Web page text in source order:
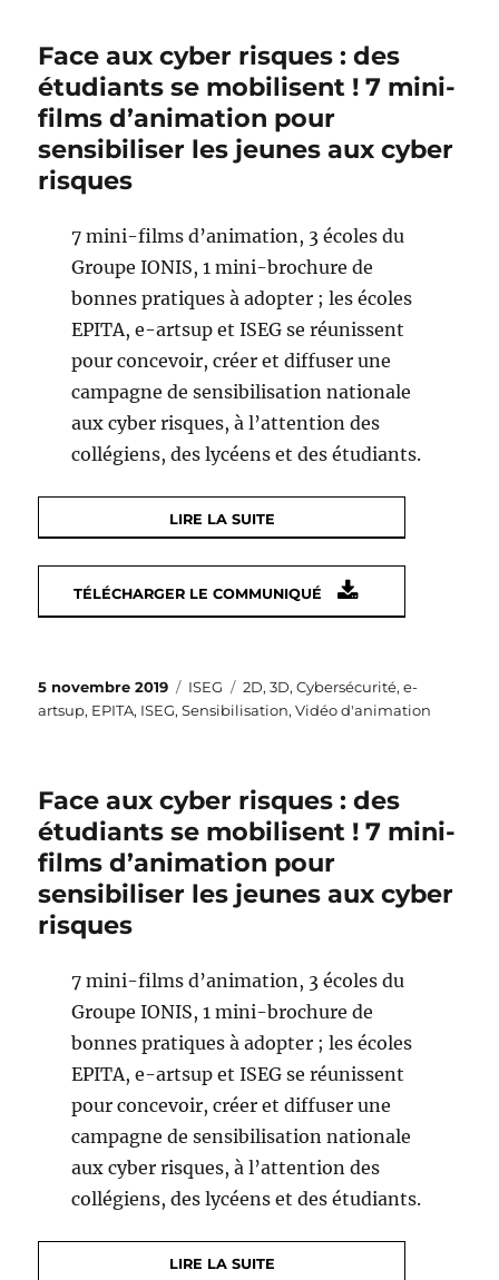
Face aux cyber risques : des
étudiants se mobilisent ! 7 mini-
films d’animation pour
sensibiliser les jeunes aux cyber
risques
7 mini-films d’animation, 3 écoles du
Groupe IONIS, 1 mini-brochure de
bonnes pratiques à adopter ; les écoles
EPITA, e-artsup et ISEG se réunissent
pour concevoir, créer et diffuser une
campagne de sensibilisation nationale
aux cyber risques, à l’attention des
collégiens, des lycéens et des étudiants.
LIRE LA SUITE
TÉLÉCHARGER LE COMMUNIQUÉ
Publié
le
5 novembre 2019 Catégories
ISEG Étiquettes
2D,3D,Cybersécurité,e-
artsup, EPITA, ISEG,Sensibilisation,Vidéo d'animation
Face aux cyber risques : des
étudiants se mobilisent ! 7 mini-
films d’animation pour
sensibiliser les jeunes aux cyber
risques
7 mini-films d’animation, 3 écoles du
Groupe IONIS, 1 mini-brochure de
bonnes pratiques à adopter ; les écoles
EPITA, e-artsup et ISEG se réunissent
pour concevoir, créer et diffuser une
campagne de sensibilisation nationale
aux cyber risques, à l’attention des
collégiens, des lycéens et des étudiants.
LIRE LA SUITE